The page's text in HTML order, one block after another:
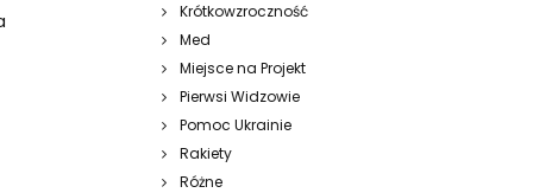
Krótkowzroczność
Med
Miejsce na Projekt
Pierwsi Widzowie
Pomoc Ukrainie
Rakiety
Różne